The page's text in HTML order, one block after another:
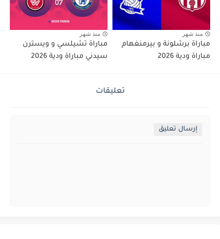
منذ شهر
مباراة برشلونة و بيرمنغهام
مباراة ودية 2026
منذ شهر
مباراة تشيلسي و ويسترن
سيدني مباراة ودية 2026
تعليقات
إرسال تعليق